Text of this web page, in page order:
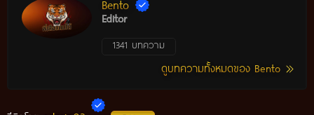
Bento
Editor
1341 บทความ
ดูบทความทั้งหมดของ Bento